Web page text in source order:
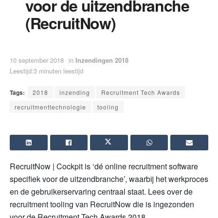
voor de uitzendbranche
(RecruitNow)
10 september 2018 in Inzendingen 2018
Leestijd:3 minuten leestijd
Tags: 2018 inzending
Recruitment Tech Awards
recruitmenttechnologie
tooling
RecruitNow | Cockpit is ‘dé online recruitment software
specifiek voor de uitzendbranche’, waarbij het werkproces
en de gebruikerservaring centraal staat. Lees over de
recruitment tooling van RecruitNow die is ingezonden